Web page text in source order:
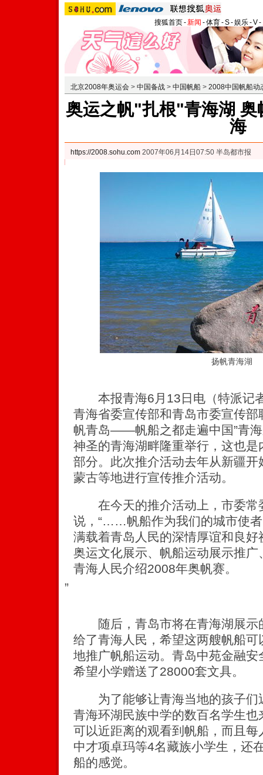
搜狐首页-新闻 -体育-S-娱乐-V-
北京2008年奥运会 > 中国备战 > 中国帆船 > 2008中国帆船动
奥运之帆"扎根"青海湖 奥
海
https://2008.sohu.com 2007年06月14日07:50 半岛都市报
扬帆青海湖
本报青海6月13日电（特派记
青海省委宣传部和青岛市委宣传
帆青岛——帆船之都走遍中国”青
神圣的青海湖畔隆重举行，这也
部分。此次推介活动去年从新疆
蒙古等地进行宣传推介活动。
在今天的推介活动上，市委常
说，“……帆船作为我们的城市使
满载着青岛人民的深情厚谊和良
奥运文化展示、帆船运动展示推
青海人民介绍2008年奥帆赛。
”
随后，青岛市将在青海湖展示
给了青海人民，希望这两艘帆船
地推广帆船运动。青岛中苑金融
希望小学赠送了28000套文具。
为了能够让青海当地的孩子们
青海环湖民族中学的数百名学生
可以近距离的观看到帆船，而且每
中才项卓玛等4名藏族小学生，还
船的感觉。